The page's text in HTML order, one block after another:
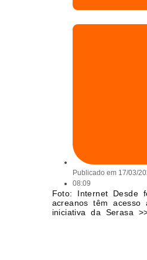
Publicado em 17/03/
08:09
Foto: Internet Desde
acreanos têm acesso
iniciativa da Serasa